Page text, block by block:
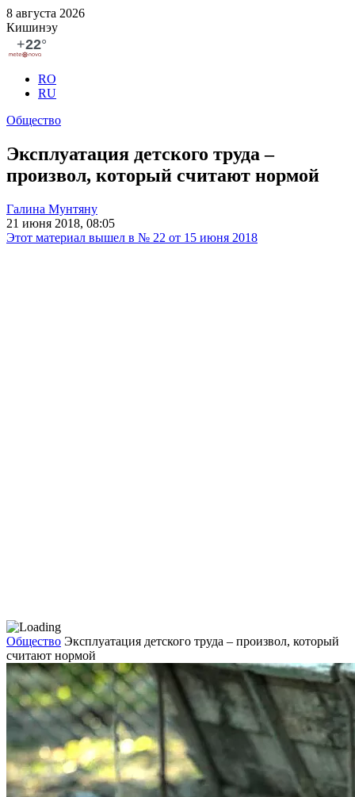
8 августа 2026
Кишинэу
RO
RU
Общество
Эксплуатация детского труда –
произвол, который считают нормой
Галина Мунтяну
21 июня 2018, 08:05
Этот материал вышел в № 22 от 15 июня 2018
Общество Эксплуатация детского труда – произвол, который
считают нормой